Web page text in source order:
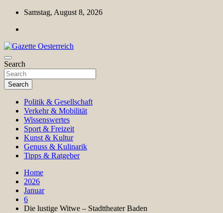
Skip
content
Samstag, August 8, 2026
Gazette Oesterreich
Magazin für Freizeit, Politik, Kultur & Wissenschaft
Search
Search
Politik & Gesellschaft
Verkehr & Mobilität
Wissenswertes
Sport & Freizeit
Kunst & Kultur
Genuss & Kulinarik
Tipps & Ratgeber
Home
2026
Januar
6
Die lustige Witwe – Stadttheater Baden